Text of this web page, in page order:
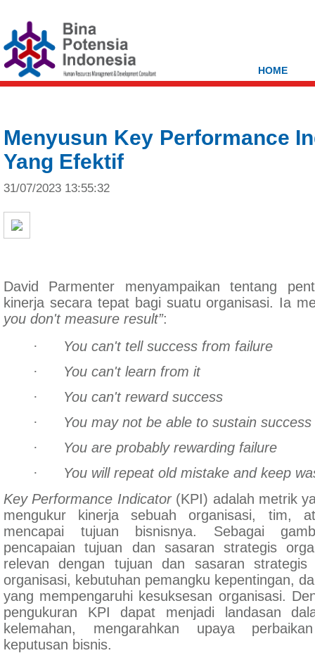
HOME
Menyusun Key Performance
Yang Efektif
31/07/2023 13:55:32
David Parmenter menyampaikan tentang
kinerja secara tepat bagi suatu organisasi. Ia
you don't measure result”:
·
You can't tell success from failure
·
You can't learn from it
·
You can't reward success
·
You may not be able to sustain success
·
You are probably rewarding failure
·
You will repeat old mistake and keep
Key Performance Indicator(KPI) adalah metrik
mengukur kinerja sebuah organisasi, tim,
mencapai tujuan bisnisnya. Sebagai
pencapaian tujuan dan sasaran strategis
relevan dengan tujuan dan sasaran
organisasi, kebutuhan pemangku kepentingan,
yang mempengaruhi kesuksesan organisasi.
pengukuran KPI dapat menjadi landasan
kelemahan, mengarahkan upaya
keputusan bisnis.